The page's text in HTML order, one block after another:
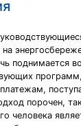
поднимается
порочен,
человека